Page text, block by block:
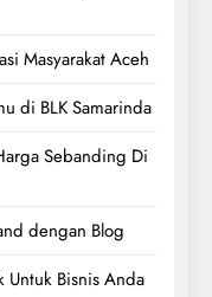
Masyarakat Aceh
di BLK Samarinda
Sebanding Di
dengan Blog
Untuk Bisnis Anda